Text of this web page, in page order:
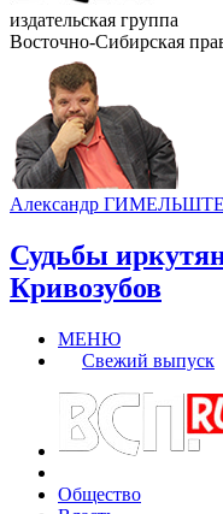
издательская группа
Восточно-Сибирская
Александр
Судьбы
Кривозубов
МЕНЮ
Свежий выпуск
Общество